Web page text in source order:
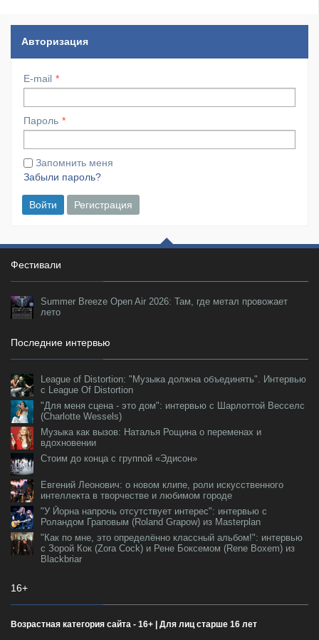
Авторизация
E-mail
Пароль
Запомнить меня
Забыли пароль?
Войти Регистрация
Фестивали
Summer Breeze Open Air 2026: Там, где метал провожает
лето
Последние интервью
League of Distortion: "Музыка должна объединять". Интервью
с League Of Distortion
"Для меня сцена - это дом": интервью с Шарлоттой Весселс
(Charlotte Wessels)
Музыка как вызов: Наталья Рощина о переменах и
вдохновении
Стоим до конца с группой «Эдисон»
Евгений Леонович: о новом клипе, роли искусственного
интеллекта в творчестве и любимом городе
"У Йорна напрочь отсутствует интерес": интервью с
Роландом Граповым (Roland Grapow) из Masterplan
"Как по мне, это определённо классный альбом!": интервью
с Зорой Кок (Zora Cock) и Рене Боксемом (Rene Boxem) из
Blackbriar
16+
Возрастная категория сайта - 16+ | Для лиц старше 16 лет